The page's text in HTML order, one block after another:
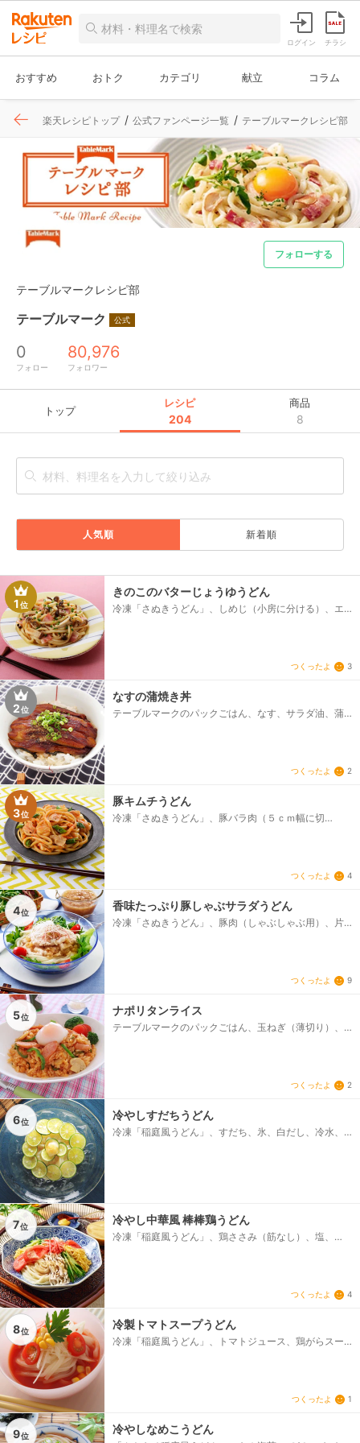
ログイン チラシ
おすすめ おトク カテゴリ 献立 コラム
楽天レシピトップ 公式ファンページ一覧 テーブルマークレシピ部
フォローする
テーブルマークレシピ部
テーブルマーク 公式
0
フォロー
80,976
フォロワー
トップ
レシピ
204
商品
8
人気順 新着順
1位
きのこのバターじょうゆうどん
冷凍「さぬきうどん」、しめじ（小房に分ける）、エ
つくったよ 3
2位
なすの蒲焼き丼
テーブルマークのパックごはん、なす、サラダ油、蒲
つくったよ 2
3位
豚キムチうどん
冷凍「さぬきうどん」、豚バラ肉（５ｃｍ幅に切
つくったよ 4
4位 香味たっぷり豚しゃぶサラダうどん
冷凍「さぬきうどん」、豚肉（しゃぶしゃぶ用）、片
つくったよ 9
5位 ナポリタンライス
テーブルマークのパックごはん、玉ねぎ（薄切り）、
コ、［A］、顆粒コンソメ、ウスターソース、ケチャッ
つくったよ 2
6位 冷やしすだちうどん
冷凍「稲庭風うどん」、すだち、氷、白だし、冷水、
7位 冷やし中華風 棒棒鶏うどん
冷凍「稲庭風うどん」、鶏ささみ（筋なし）、塩、
つくったよ 4
8位 冷製トマトスープうどん
冷凍「稲庭風うどん」、トマトジュース、鶏がらスー
つくったよ 1
9位 冷やしなめこうどん